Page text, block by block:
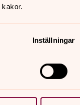
Inställningar